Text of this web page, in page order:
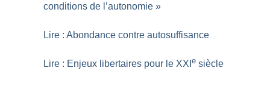
conditions de l’autonomie »
Lire : Abondance contre autosuffisance
Lire : Enjeux libertaires pour le XXIe siècle